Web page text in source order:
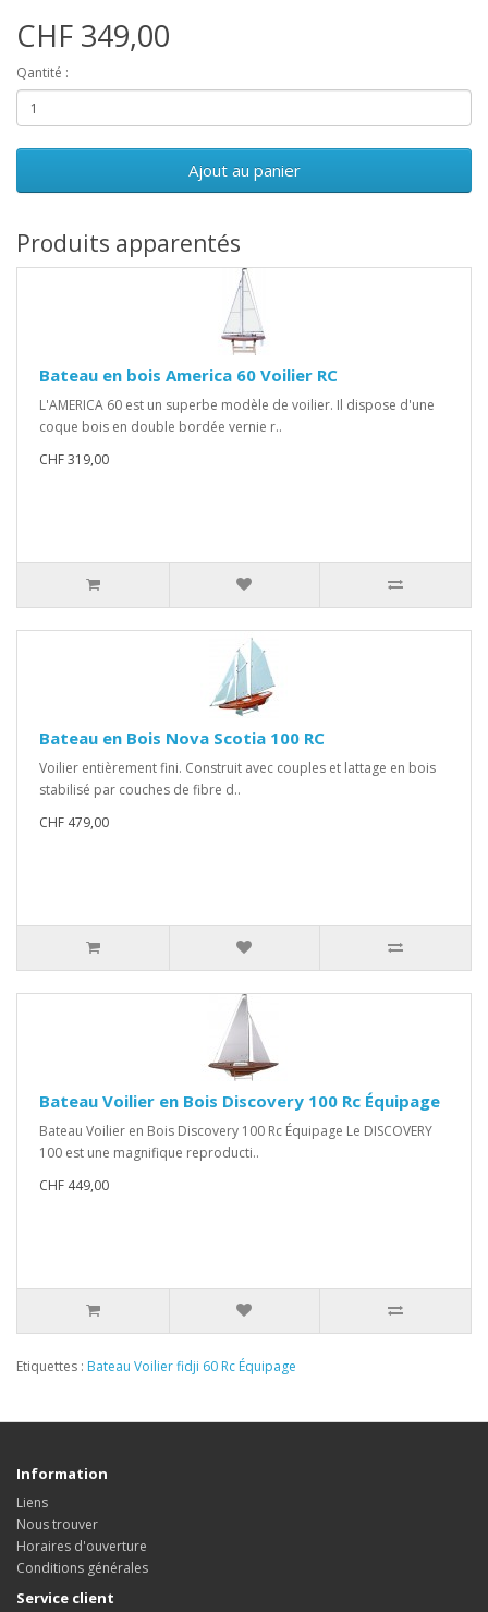
CHF 349,00
Qantité :
Ajout au panier
Produits apparentés
Bateau en bois America 60 Voilier RC
L'AMERICA 60 est un superbe modèle de voilier. Il dispose d'une
coque bois en double bordée vernie r..
CHF 319,00
Bateau en Bois Nova Scotia 100 RC
Voilier entièrement fini. Construit avec couples et lattage en bois
stabilisé par couches de fibre d..
CHF 479,00
Bateau Voilier en Bois Discovery 100 Rc Équipage
Bateau Voilier en Bois Discovery 100 Rc Équipage Le DISCOVERY
100 est une magnifique reproducti..
CHF 449,00
Etiquettes : Bateau Voilier fidji 60 Rc Équipage
Information
Liens
Nous trouver
Horaires d'ouverture
Conditions générales
Service client